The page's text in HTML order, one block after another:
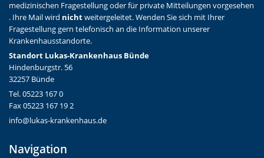
medizinischen Fragestellung oder für private Mitteilungen vorgesehen
. Ihre Mail wird nichtweitergeleitet. Wenden Sie sich mit Ihrer
Fragestellung gern telefonisch an die Information unserer
Krankenhausstandorte.
Standort Lukas-Krankenhaus Bünde
Hindenburgstr. 56
32257 Bünde
Tel. 05223 167 0
Fax 05223 167 19 2
info@lukas-krankenhaus.de
Navigation